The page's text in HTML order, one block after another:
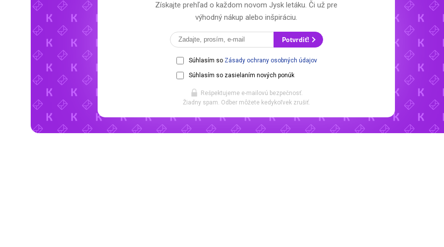
Získajte prehľad o každom novom Jysk letáku. Či už pre
výhodný nákup alebo inšpiráciu.
Potvrdiť!
Súhlasím so Zásady ochrany osobných údajov
Súhlasím so zasielaním nových ponúk
Rešpektujeme e-mailovú bezpečnosť.
Žiadny spam. Odber môžete kedykoľvek zrušiť.